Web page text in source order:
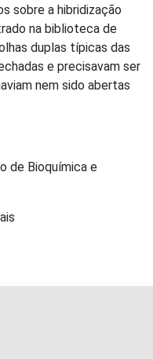
sobre a hibridização
na biblioteca de
duplas típicas das
e precisavam ser
nem sido abertas
de Bioquímica e